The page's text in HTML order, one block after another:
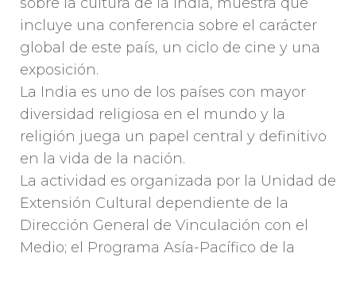
incluye una conferencia sobre el carácter
global de este país, un ciclo de cine y una
exposición.
La India es uno de los países con mayor
diversidad religiosa en el mundo y la
religión juega un papel central y definitivo
en la vida de la nación.
La actividad es organizada por la Unidad de
Extensión Cultural dependiente de la
Dirección General de Vinculación con el
Medio; el Programa Asía-Pacífico de la